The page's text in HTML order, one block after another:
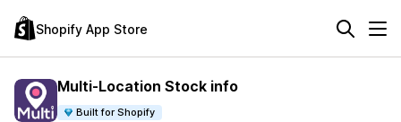
Shopify App Store
Multi‑Location Stock info
Built for Shopify